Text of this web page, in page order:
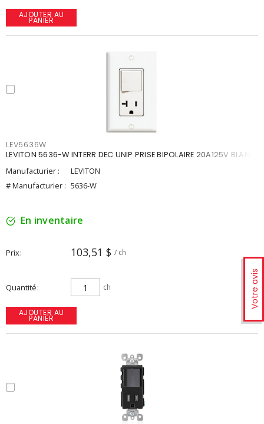
Votre avis
AJOUTER AU
PANIER
LEV5636W
LEVITON 5636-W INTERR DEC UNIP PRISE BIPOLAIRE 20A125V BLANC
Manufacturier :
LEVITON
# Manufacturier : 5636-W
En inventaire
Prix 103,51 $ / ch
Quantité ch
AJOUTER AU
PANIER